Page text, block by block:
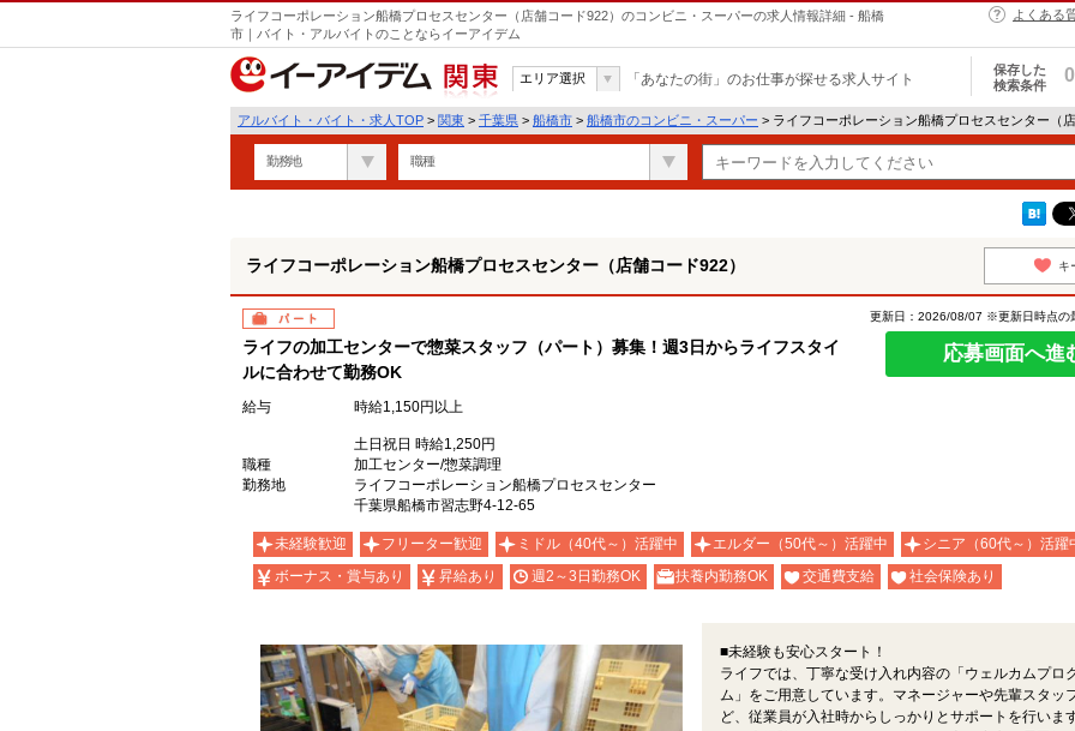
ライフコーポレーション船橋プロセスセンター（店舗コード922）のコンビニ・スーパーの求人情報詳細 - 船橋
市｜バイト・アルバイトのことならイーアイデム
よくある
関東
エリア選択 「あなたの街」のお仕事が探せる求人サイト
保存した
検索条件
0
アルバイト・バイト・求人TOP > 関東 > 千葉県 > 船橋市 > 船橋市のコンビニ・スーパー > ライフコーポレーション船橋プロセスセンター（
勤務地 職種
ライフコーポレーション船橋プロセスセンター（店舗コード922） キ
パート
ライフの加工センターで惣菜スタッフ（パート）募集！週3日からライフスタイ
ルに合わせて勤務OK
更新日：2026/08/07 ※更新日時点の
応募画面へ進
給与 時給1,150円以上
土日祝日 時給1,250円
職種
加工センター/惣菜調理
勤務地
ライフコーポレーション船橋プロセスセンター
千葉県船橋市習志野4-12-65
未経験歓迎 フリーター歓迎 ミドル（40代～）活躍中 エルダー（50代～）活躍中
シニア（60代～）活躍
ボーナス・賞与あり
昇給あり 週2～3日勤務OK 扶養内勤務OK 交通費支給 社会保険あり
■未経験も安心スタート！
ライフでは、丁寧な受け入れ内容の「ウェルカムプロ
ム」をご用意しています。マネージャーや先輩スタッ
ど、従業員が入社時からしっかりとサポートを行いま